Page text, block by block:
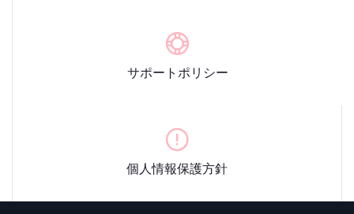
サポートポリシー
個人情報保護方針